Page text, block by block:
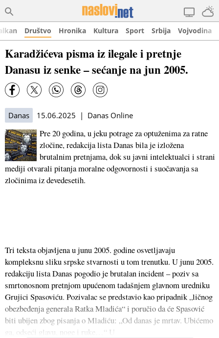
Društvo Hronika Kultura Sport Srbija Vojvodina
Karadžićeva pisma iz ilegale i pretnje
Danasu iz senke – sećanje na jun 2005.
Danas 15.06.2025 | Danas Online
Pre 20 godina, u jeku potrage za optuženima za ratne
zločine, redakcija lista Danas bila je izložena
brutalnim pretnjama, dok su javni intelektualci i strani
mediji otvarali pitanja moralne odgovornosti i suočavanja sa
zločinima iz devedesetih.
Tri teksta objavljena u junu 2005. godine osvetljavaju
kompleksnu sliku srpske stvarnosti u tom trenutku. U junu 2005.
redakciju lista Danas pogodio je brutalan incident – poziv sa
smrtonosnom pretnjom upućenom tadašnjem glavnom uredniku
Grujici Spasoviću. Pozivalac se predstavio kao pripadnik „ličnog
obezbeđenja generala Ratka Mladića“ i poručio da će Spasović
biti ubijen zbog pisanja o Mladiću: „Od danas je mrtav. Ubićemo
ga, odseći glavu, noge i ruke…“ U